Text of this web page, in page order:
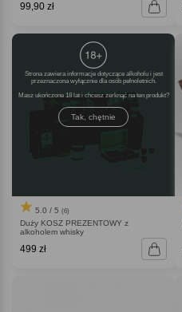
99,90 zł
Strona zawiera informacje dotyczące alkoholu i jest
przeznaczona wyłącznie dla osób pełnoletnich.
Masz ukończone 18 lat i chcesz zerknąć na ten produkt
Tak, chętnie
5.0 / 5 (6)
Duży KOSZ PREZENTOWY z
alkoholem whisky
499 zł